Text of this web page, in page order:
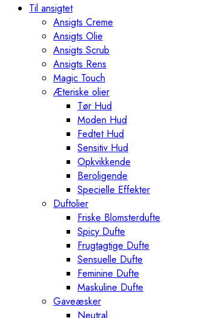
Til ansigtet
Ansigts Creme
Ansigts Olie
Ansigts Scrub
Ansigts Rens
Magic Touch
Æteriske olier
Tør Hud
Moden Hud
Fedtet Hud
Sensitiv Hud
Opkvikkende
Beroligende
Specielle Effekter
Duftolier
Friske Blomsterdufte
Spicy Dufte
Frugtagtige Dufte
Sensuelle Dufte
Feminine Dufte
Maskuline Dufte
Gaveæsker
Neutral